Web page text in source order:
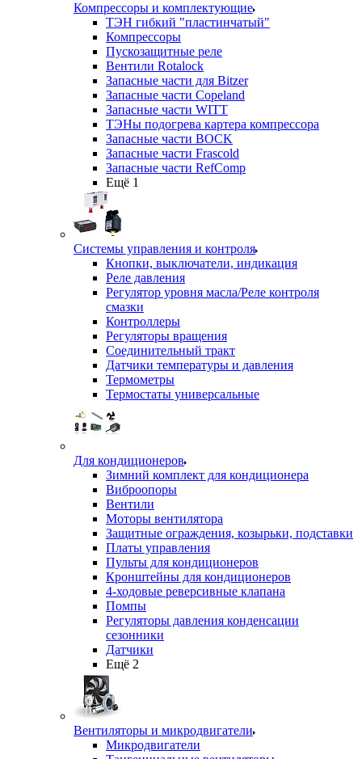
Компрессоры и комплектующие
ТЭН гибкий "пластинчатый"
Компрессоры
Пускозащитные реле
Вентили Rotalock
Запасные части для Bitzer
Запасные части Copeland
Запасные части WITT
ТЭНы подогрева картера компрессора
Запасные части BOCK
Запасные части Frascold
Запасные части RefComp
Ещё 1
Системы управления и контроля
Кнопки, выключатели, индикация
Реле давления
Регулятор уровня масла/Реле контроля
смазки
Контроллеры
Регуляторы вращения
Соединительный тракт
Датчики температуры и давления
Термометры
Термостаты универсальные
Для кондиционеров
Зимний комплект для кондиционера
Виброопоры
Вентили
Моторы вентилятора
Защитные ограждения, козырьки, подставки
Платы управления
Пульты для кондиционеров
Кронштейны для кондиционеров
4-ходовые реверсивные клапана
Помпы
Регуляторы давления конденсации
сезонники
Датчики
Ещё 2
Вентиляторы и микродвигатели
Микродвигатели